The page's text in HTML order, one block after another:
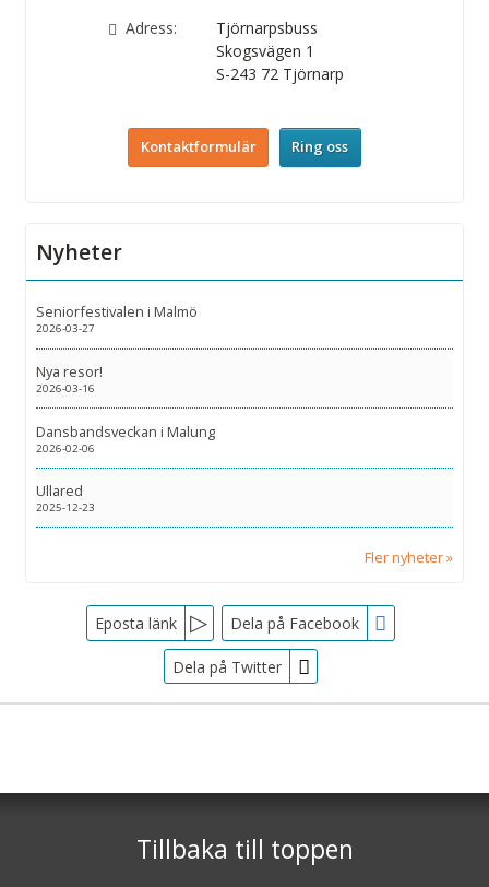
Adress:
Tjörnarpsbuss
Skogsvägen 1
S-243 72 Tjörnarp
Kontaktformulär Ring oss
Nyheter
Seniorfestivalen i Malmö
2026-03-27
Nya resor!
2026-03-16
Dansbandsveckan i Malung
2026-02-06
Ullared
2025-12-23
Fler nyheter
FacebookEposta länk Dela på Facebook
Dela på Twitter
Jag samtycker till dataskyddspolicyn.
Telefon 0451-618 00
Tillbaka till toppen